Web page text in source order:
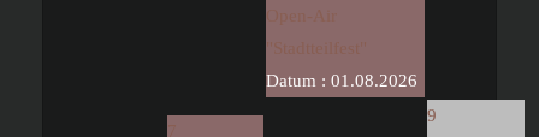
Open-Air
"Stadtteilfest"
Datum : 01.08.2026
9